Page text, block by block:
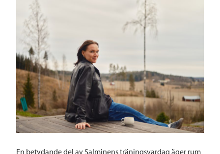
En betydande del av Salminens träningsvardag äger rum